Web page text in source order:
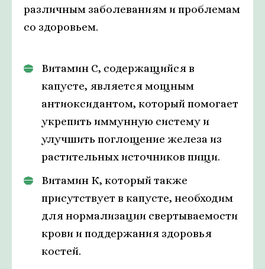
различным заболеваниям и проблемам
со здоровьем.
Витамин С, содержащийся в
капусте, является мощным
антиоксидантом, который помогает
укрепить иммунную систему и
улучшить поглощение железа из
растительных источников пищи.
Витамин К, который также
присутствует в капусте, необходим
для нормализации свертываемости
крови и поддержания здоровья
костей.